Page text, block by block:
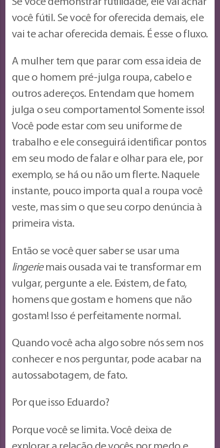
você fútil. Se você for oferecida demais, ele
vai te achar oferecida demais. É esse o fluxo.
A mulher tem que parar com essa ideia de
que o homem pré-julga roupa, cabelo e
outros adereços. Entendam que homem
julga o seu comportamento! Somente isso!
Você pode estar com seu uniforme de
trabalho e ele conseguirá identificar pontos
em seu modo de falar e olhar para ele, por
exemplo, se há ou não um flerte. Naquele
instante, pouco importa qual a roupa você
veste, mas sim o que seu corpo denúncia à
primeira vista.
Então se você quer saber se usar uma
lingeriemais ousada vai te transformar em
vulgar, pergunte a ele. Existem, de fato,
homens que gostam e homens que não
gostam! Isso é perfeitamente normal.
Quando você acha algo sobre nós sem nos
conhecer e nos perguntar, pode acabar na
autossabotagem, de fato.
Por que isso Eduardo?
Porque você se limita. Você deixa de